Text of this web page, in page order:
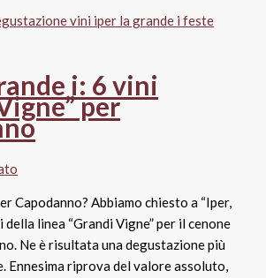
i: 6 vini
per
Capodanno? Abbiamo chiesto a “Iper,
della linea “Grandi Vigne” per il cenone
Ne è risultata una degustazione più
Ennesima riprova del valore assoluto,